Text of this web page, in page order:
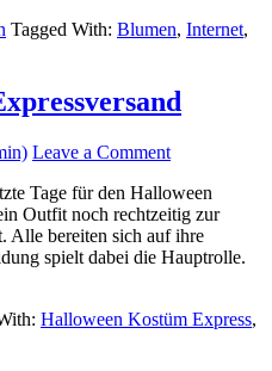
übers
Tagged With: Blumen, Internet,
Leave a Comment
Tage für den Halloween
Outfit noch rechtzeitig zur
Alle bereiten sich auf ihre
spielt dabei die Hauptrolle.
Halloween Kostüm Express,